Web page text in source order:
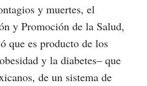
y muertes, el
y Promoción de la Salud,
que es producto de los
y la diabetes– que
de un sistema de